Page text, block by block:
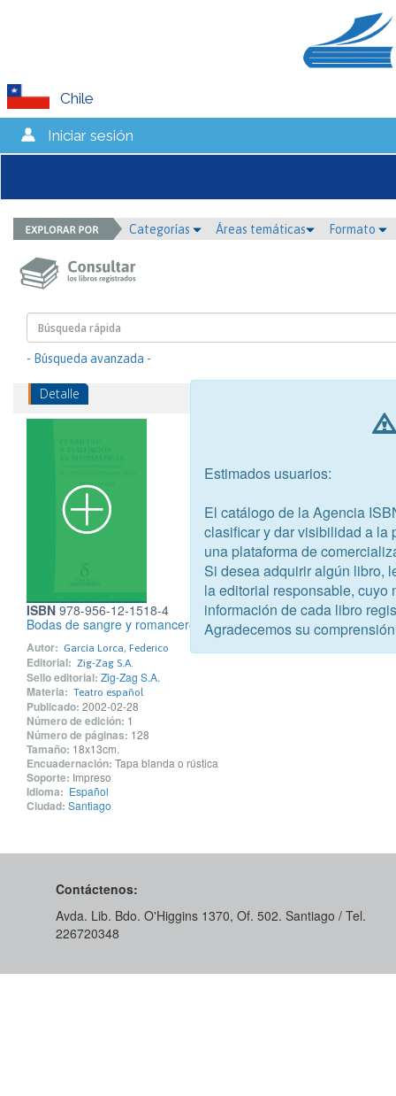
Chile
Iniciar sesión
Categorías Áreas temáticas Formato
- Búsqueda avanzada -
Detalle
ISBN 978-956-12-1518-4
Bodas de sangre y romancero gitano
Autor: García Lorca, Federico
Editorial: Zig-Zag S.A.
Sello editorial: Zig-Zag S.A.
Materia: Teatro español
Publicado: 2002-02-28
Número de edición: 1
Número de páginas: 128
Tamaño: 18x13cm.
Encuadernación: Tapa blanda o rústica
Soporte: Impreso
Idioma: Español
Ciudad: Santiago
Contáctenos:
Avda. Lib. Bdo. O'Higgins 1370, Of. 502. Santiago / Tel.
226720348
Estimados usuarios:
El catálogo de la Agencia
clasificar y dar visibilidad a la
una plataforma de
Si desea adquirir algún libro,
la editorial responsable, cuyo
información de cada libro
Agradecemos su